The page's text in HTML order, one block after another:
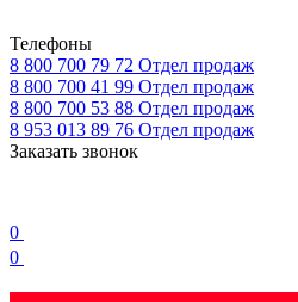
Телефоны
8 800 700 79 72 Отдел продаж
8 800 700 41 99 Отдел продаж
8 800 700 53 88 Отдел продаж
8 953 013 89 76 Отдел продаж
Заказать звонок
0
0